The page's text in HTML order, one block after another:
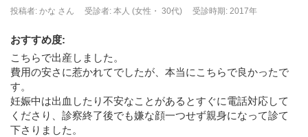
投稿者: かな さん
受診者: 本人 (女性・ 30代) 受診時期: 2017年
おすすめ度:
こちらで出産しました。
費用の安さに惹かれてでしたが、本当にこちらで良かったで
す。
妊娠中は出血したり不安なことがあるとすぐに電話対応して
くださり、診察終了後でも嫌な顔一つせず親身になって診て
下さりました。